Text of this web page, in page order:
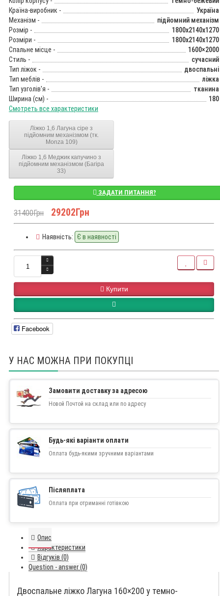
Країна-виробник -
Україна
Механізм -
підйомний механізм
Розмір -
1800x2140x1270
Розміри -
1800x2140x1270
Спальне місце -
1600×2000
Стиль -
сучасний
Тип ліжок -
двоспальні
Тип меблів -
ліжка
Тип узголів'я -
тканина
Ширина (см) -
180
Смотреть все характеристики
Ліжко 1,6 Лагуна сіре з
підйомним механізмом (тк.
Monza 109)
Ліжко 1,6 Меджик капучино з
підйомним механізмом (Багіра
33)
ЗАДАТИ ПИТАННЯ?
31400Грн 29202Грн
Наявність: Є в наявності
Купити
Facebook
У НАС МОЖНА ПРИ ПОКУПЦІ
Замовити доставку за адресою
Новой Почтой на склад или по адресу
Будь-які варіанти оплати
Оплата будь-якими зручними варіантами
Післяплата
Оплата при отриманні готівкою
Опис
Характеристики
Відгуків (0)
Question - answer (0)
Двоспальне ліжко Лагуна 160×200 у темно-